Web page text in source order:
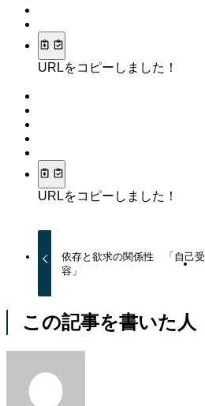
URLをコピーしました！
URLをコピーしました！
依存と欲求の関係性 「自己受
容」
この記事を書いた人